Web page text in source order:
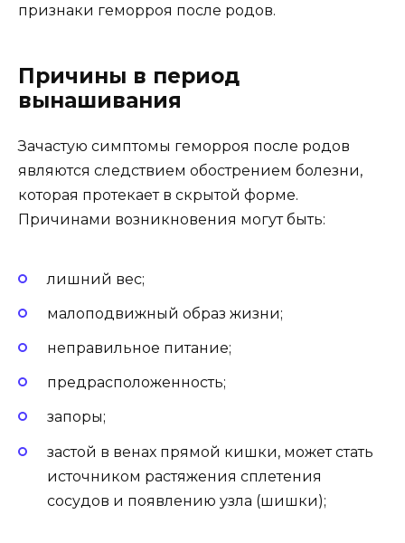
признаки геморроя после родов.
Причины в период
вынашивания
Зачастую симптомы геморроя после родов
являются следствием обострением болезни,
которая протекает в скрытой форме.
Причинами возникновения могут быть:
лишний вес;
малоподвижный образ жизни;
неправильное питание;
предрасположенность;
запоры;
застой в венах прямой кишки, может стать
источником растяжения сплетения
сосудов и появлению узла (шишки);